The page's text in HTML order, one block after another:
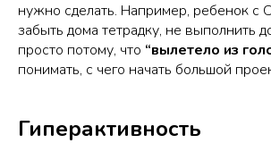
нужно сделать. Например, ребенок
забыть дома тетрадку, не выполнить
просто потому, что “вылетело из
понимать, с чего начать большой
Гиперактивность